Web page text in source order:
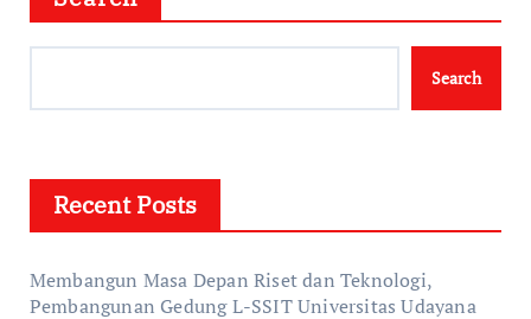
Search
Recent Posts
Membangun Masa Depan Riset dan Teknologi,
Pembangunan Gedung L-SSIT Universitas Udayana